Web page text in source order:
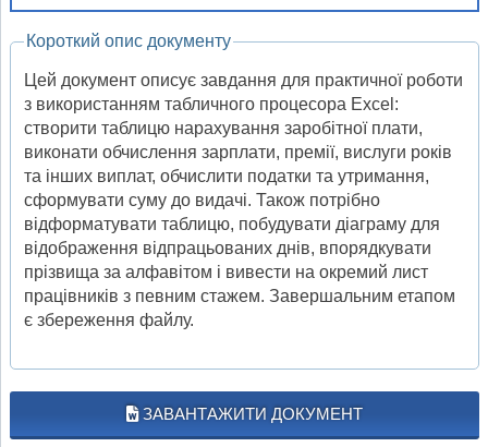
Короткий опис документу
Цей документ описує завдання для практичної роботи
з використанням табличного процесора Excel:
створити таблицю нарахування заробітної плати,
виконати обчислення зарплати, премії, вислуги років
та інших виплат, обчислити податки та утримання,
сформувати суму до видачі. Також потрібно
відформатувати таблицю, побудувати діаграму для
відображення відпрацьованих днів, впорядкувати
прізвища за алфавітом і вивести на окремий лист
працівників з певним стажем. Завершальним етапом
є збереження файлу.
ЗАВАНТАЖИТИ ДОКУМЕНТ